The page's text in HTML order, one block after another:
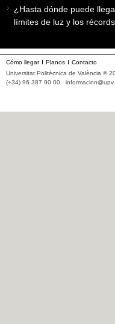
¿Hasta dónde puede
límites de luz y los
Cómo llegar Planos
Contacto
Universitat Politècnica de València ©
(+34) 96 387 90 00 ·